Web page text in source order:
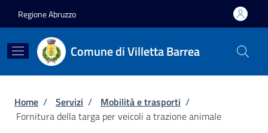
Regione Abruzzo
Comune di Villetta Barrea
Briciole di pane
Home / Servizi / Mobilità e trasporti /
Fornitura della targa per veicoli a trazione animale